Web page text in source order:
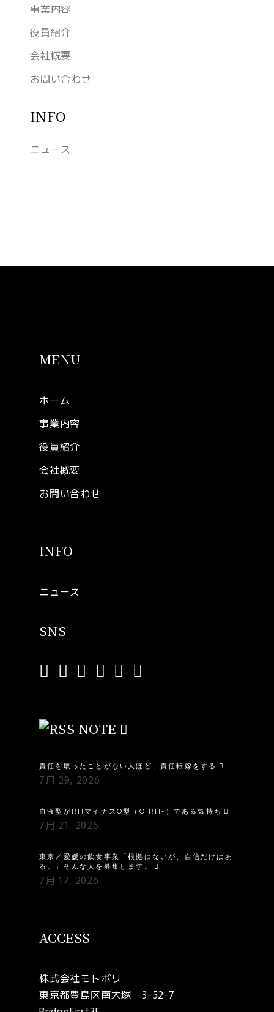
事業内容
役員紹介
会社概要
お問い合わせ
INFO
ニュース
MENU
ホーム
事業内容
役員紹介
会社概要
お問い合わせ
INFO
ニュース
SNS
NOTE
責任を取ったことがない人ほど、責任転嫁をする
7月 29, 2026
血液型がRHマイナスO型（O RH-）である気持ち
7月 21, 2026
東京／愛媛の飲食事業「根拠はないが、自信だけはあ
る。」そんな人を募集します。
7月 17, 2026
ACCESS
株式会社モトポリ
東京都豊島区南大塚 3-52-7